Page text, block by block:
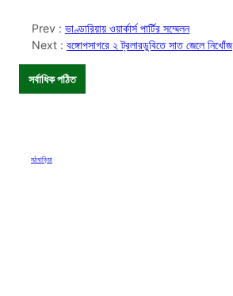
Prev : ভাণ্ডারিয়ায় ওয়ার্কার্স পার্টির সম্মেলন
Next : বঙ্গোপসাগরে ২ ট্রলারডুবিতে সাত জেলে নিখোঁজ
সর্বাধিক পঠিত
মঠবাড়িয়া